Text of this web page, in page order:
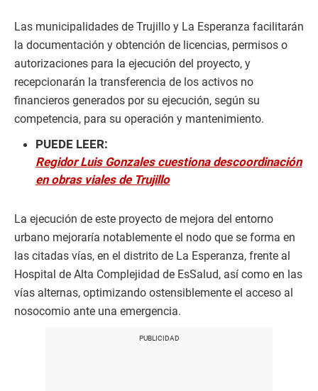
Las municipalidades de Trujillo y La Esperanza facilitarán
la documentación y obtención de licencias, permisos o
autorizaciones para la ejecución del proyecto, y
recepcionarán la transferencia de los activos no
financieros generados por su ejecución, según su
competencia, para su operación y mantenimiento.
PUEDE LEER:
Regidor Luis Gonzales cuestiona descoordinación
en obras viales de Trujillo
La ejecución de este proyecto de mejora del entorno
urbano mejoraría notablemente el nodo que se forma en
las citadas vías, en el distrito de La Esperanza, frente al
Hospital de Alta Complejidad de EsSalud, así como en las
vías alternas, optimizando ostensiblemente el acceso al
nosocomio ante una emergencia.